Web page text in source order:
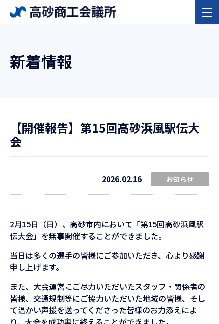
新着情報
【開催報告】第15回高砂浜風駅伝大
会
2026.02.16 お知らせ
2月15日（日）、高砂市内において「第15回高砂浜風駅
伝大会」を無事開催することができました。
当日は多くの選手の皆様にご参加いただき、心より感謝
申し上げます。
また、大会運営にご尽力いただいたスタッフ・関係者の
皆様、交通規制等にご協力いただいた地域の皆様、そし
て温かい声援を送ってくださった皆様のお力添えによ
り、大会を成功裏に終えることができました。